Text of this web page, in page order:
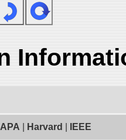
APA Harvard IEEE